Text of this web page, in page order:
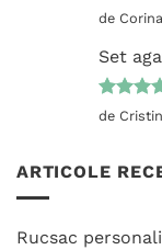
Evaluat
de
Set
Evaluat
de
ARTICOLE
Rucsac